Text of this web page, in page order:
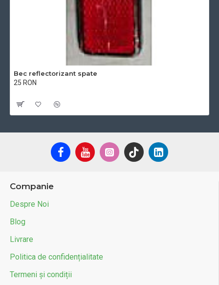
Bec reflectorizant spate
25 RON
Companie
Despre Noi
Blog
Livrare
Politica de confidențialitate
Termeni și condiții